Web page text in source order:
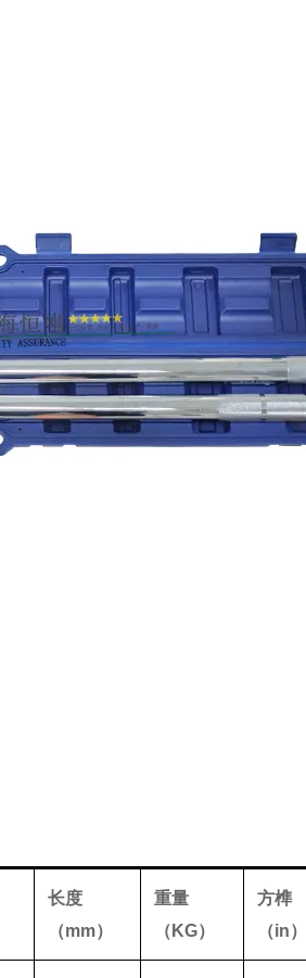
长度
（mm）
重量
（ KG）
方榫
（in）